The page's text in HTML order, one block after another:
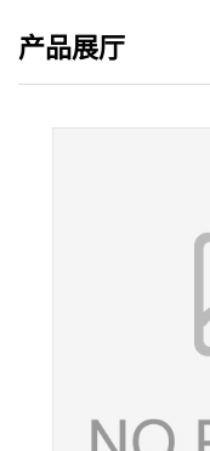
产品展厅